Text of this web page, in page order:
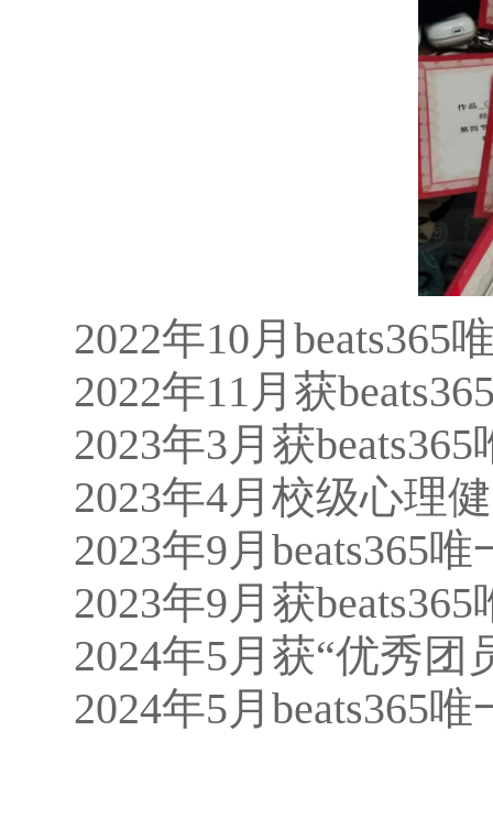
2022年10月beats365
2022年11月获
2023年3月获
2023年4月校级心理
2023年9月beats365
2023年9月获
2024年5月获“优秀团
2024年5月beats365